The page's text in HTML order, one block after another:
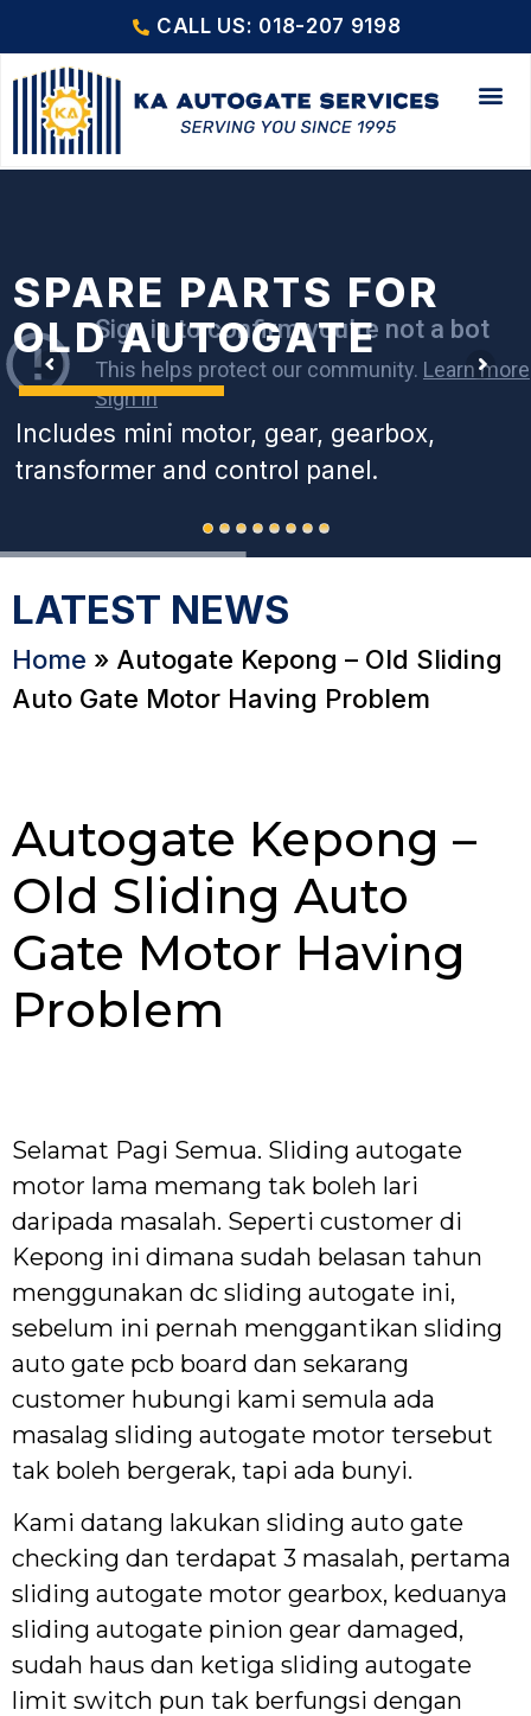
CALL US: 018-207 9198
SPARE PARTS FOR
OLD AUTOGATE
Includes mini motor, gear, gearbox,
transformer and control panel.
LATEST NEWS
Home » Autogate Kepong – Old Sliding
Auto Gate Motor Having Problem
Autogate Kepong –
Old Sliding Auto
Gate Motor Having
Problem
Selamat Pagi Semua. Sliding autogate
motor lama memang tak boleh lari
daripada masalah. Seperti customer di
Kepong ini dimana sudah belasan tahun
menggunakan dc sliding autogate ini,
sebelum ini pernah menggantikan sliding
auto gate pcb board dan sekarang
customer hubungi kami semula ada
masalag sliding autogate motor tersebut
tak boleh bergerak, tapi ada bunyi.
Kami datang lakukan sliding auto gate
checking dan terdapat 3 masalah, pertama
sliding autogate motor gearbox, keduanya
sliding autogate pinion gear damaged,
sudah haus dan ketiga sliding autogate
limit switch pun tak berfungsi dengan